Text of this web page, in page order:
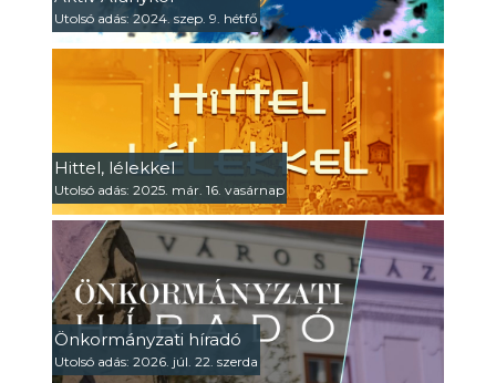
Utolsó adás: 2024. szep. 9. hétfő
Hittel, lélekkel
Utolsó adás: 2025. már. 16. vasárnap
Önkormányzati híradó
Utolsó adás: 2026. júl. 22. szerda